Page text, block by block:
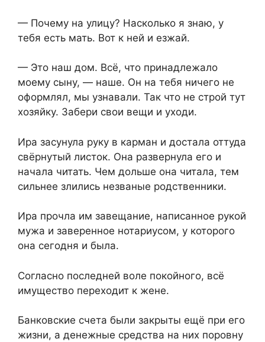
— Почему на улицу? Насколько я знаю, у
тебя есть мать. Вот к ней и езжай.
— Это наш дом. Всё, что принадлежало
моему сыну, — наше. Он на тебя ничего не
оформлял, мы узнавали. Так что не строй тут
хозяйку. Забери свои вещи и уходи.
Ира засунула руку в карман и достала оттуда
свёрнутый листок. Она развернула его и
начала читать. Чем дольше она читала, тем
сильнее злились незваные родственники.
Ира прочла им завещание, написанное рукой
мужа и заверенное нотариусом, у которого
она сегодня и была.
Согласно последней воле покойного, всё
имущество переходит к жене.
Банковские счета были закрыты ещё при его
жизни, а денежные средства на них поровну